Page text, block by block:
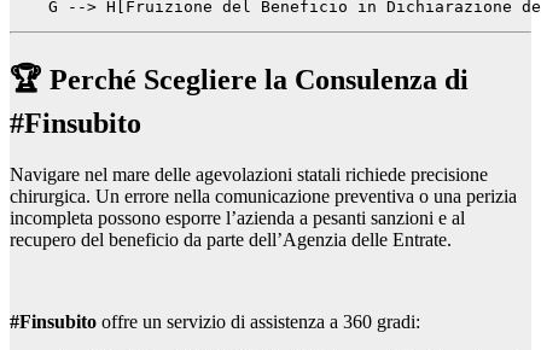
🏆 Perché Scegliere la Consulenza di
#Finsubito
Navigare nel mare delle agevolazioni statali richiede precisione
chirurgica. Un errore nella comunicazione preventiva o una perizia
incompleta possono esporre l’azienda a pesanti sanzioni e al
recupero del beneficio da parte dell’Agenzia delle Entrate.
#Finsubito offre un servizio di assistenza a 360 gradi: